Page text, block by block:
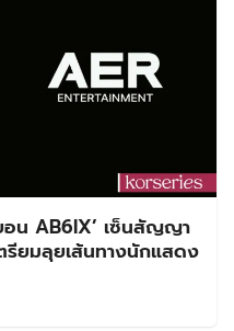
น AB6IX’ เซ็นสัญญา
รียมลุยเส้นทางนักแสดง